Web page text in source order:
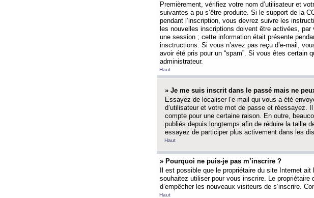
Premièrement, vérifiez votre nom d’utilisateur et
suivantes a pu s’être produite. Si le support de la
pendant l’inscription, vous devrez suivre les
les nouvelles inscriptions doivent être activées,
une session ; cette information était présente
insctructions. Si vous n’avez pas reçu d’e-mail,
avoir été pris pour un “spam”. Si vous êtes certain
administrateur.
Haut
» Je me suis inscrit dans le passé mais ne
Essayez de localiser l’e-mail qui vous a été
d’utilisateur et votre mot de passe et réessayez.
compte pour une certaine raison. En outre,
publiés depuis longtemps afin de réduire la taille
essayez de participer plus activement dans les
Haut
» Pourquoi ne puis-je pas m’inscrire ?
Il est possible que le propriétaire du site Internet
souhaitez utiliser pour vous inscrire. Le
d’empêcher les nouveaux visiteurs de s’inscrire.
Haut